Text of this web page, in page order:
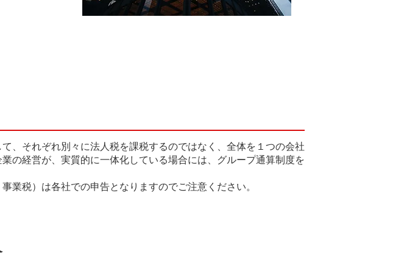
、それぞれ別々に法人税を課税するのではなく、全体を１つの会社
の経営が、実質的に一体化している場合には、グループ通算制度を
業税）は各社での申告となりますのでご注意ください。